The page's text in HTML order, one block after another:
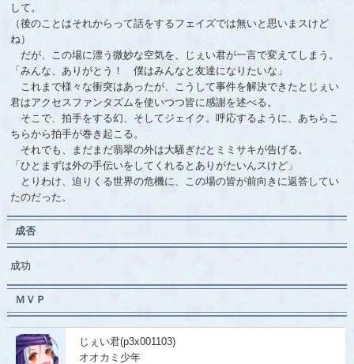
して。
（後のことはそれからって話をするフェイズでは無いと思いまスけど
ね）
だが、この場に漂う微妙な空気を、じぇい君が一言で変えてしまう。
「みんな、ありがとう！ 僕はみんなと友達になりたいな」
これまで様々な衝突はあったが、こうして事件を解決できたとじぇい
君はアクセスファンタズムを使いつつ皆に感謝を述べる。
そこで、拍手をする幻、そしてジェイク。呼応するように、あちらこ
ちらから拍手が巻き起こる。
それでも、まだまだ翡翠の外は大騒ぎだとミミサキが告げる。
「ひとまずは外の手伝いをしてくれるとありがたいんスけど」
とりわけ、迫りくる世界の危機に、この場の皆が前向きに返答してい
たのだった。
成否
成功
ＭＶＰ
じぇい君(p3x001103)
オオカミ少年